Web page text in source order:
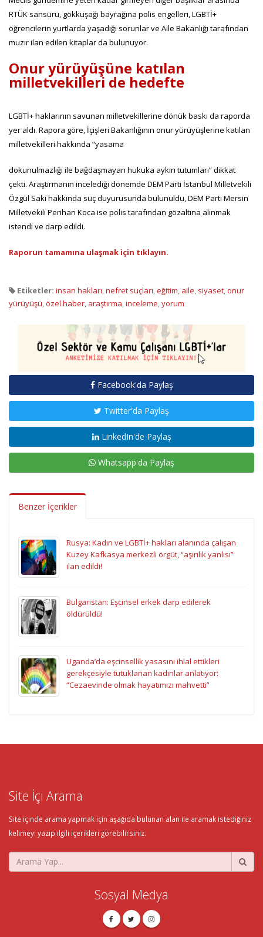
RTÜK sansürü, gökkuşağı bayrağına polis engelleri, LGBTİ+
öğrencilerin yurtlarda yaşadığı sorunlar ve Aile Bakanlığı tarafından
muzır ilan edilen kitaplar da bulunuyor.
Onur yürüyüşüne katılan
milletvekilleri de hedefte
LGBTİ+ haklarının savunan milletvekillerine dönük baskı da raporda
yer aldı. Rapora göre, İçişleri Bakanlığının onur yürüyüşlerine katılan
milletvekilleri hakkında “yasama
dokunulmazlığı ile bağdaşmayan hukuka aykırı tutumları” dikkat
çekti. Araştırmanın incelediği dönemde DEM Parti İstanbul Milletvekili
Özgül Saki hakkında suç duyurusunda bulunuldu, DEM Parti Mersin
Milletvekili Perihan Koca ise polis tarafından gözaltına alınmak
istendi ve darp edildi.
Raporun tamamına ulaşmak için tıklayın.
Etiketler: insan hakları,nefret suçları,eğitim, aile, siyaset,onur
yürüyüşü,özel haber, araştırma,inceleme,yorum
Facebook'da Paylaş
Twitter'da Paylaş
LinkedIn'de Paylaş
Whatsapp'da Paylaş
Benzer İçerikler
Rusya: Kadın ve LGBTİ+ hakları alanında çalışan
Kuzey Kafkasya merkezli örgüt, “aşırılık yanlısı”
ilan edildi!
Bulgaristan: Eşcinsel erkek darp edilerek
öldürüldü!
Uganda’da eşcinsellik yasasını ihlal ettikleri
gerekçesiyle tutuklanan kadınlar anlatıyor:
“Cezaevinde olmak hayatımızı mahvetti”
Site İçi Arama
Site içinde arama yapmak için aşağıda bulunan alan ile aramak istediğiniz
kelimeyi yazıp ilgili içerikleri görebilirsiniz.
Sosyal Medya